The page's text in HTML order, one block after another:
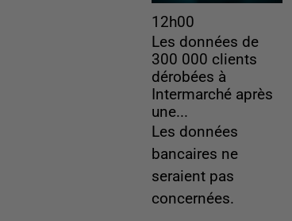
12h00
Les données de
300 000 clients
dérobées à
Intermarché après
une...
Les données
bancaires ne
seraient pas
concernées.